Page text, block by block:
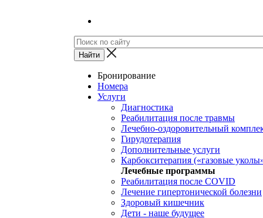
Бронирование
Номера
Услуги
Диагностика
Реабилитация после травмы
Лечебно-оздоровительный
Гирудотерапия
Дополнительные услуги
Карбокситерапия («газовые
Лечебные программы
Реабилитация после COVID
Лечение гипертонической болезни
Здоровый кишечник
Дети - наше будущее